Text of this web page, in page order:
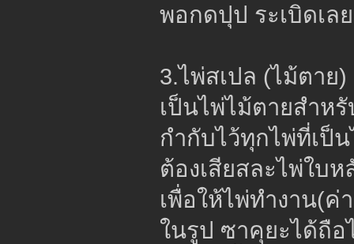
พอกดปุป ระเบิดเลย
3.ไพ่สเปล (ไม้ตาย)
เป็นไพ่ไม้ตายสำห
กำกับไว้ทุกไพ่ที่เป็
ต้องเสียสละไพ่ใบ
เพื่อให้ไพ่ทำงาน(ค่
ในรูป ซาคุยะได้ถือ